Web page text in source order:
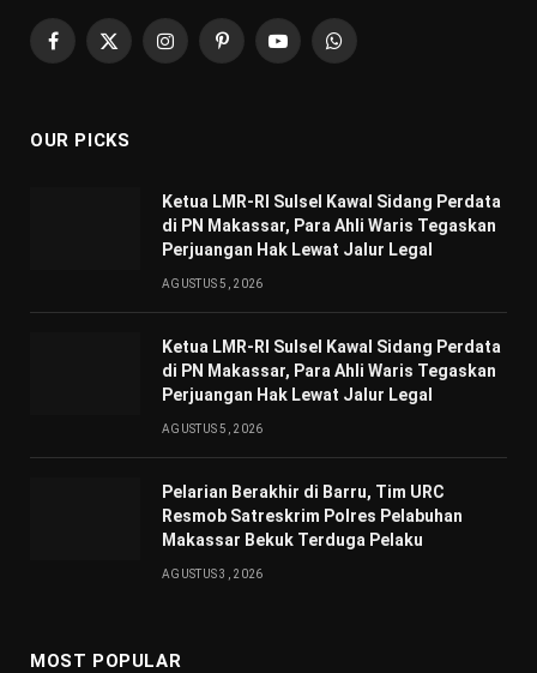
Facebook
X
InstagramPinterestYouTubeWhatsApp
OUR PICKS
Ketua LMR-RI Sulsel Kawal Sidang Perdata
di PN Makassar, Para Ahli Waris Tegaskan
Perjuangan Hak Lewat Jalur Legal
AGUSTUS 5, 2026
Ketua LMR-RI Sulsel Kawal Sidang Perdata
di PN Makassar, Para Ahli Waris Tegaskan
Perjuangan Hak Lewat Jalur Legal
AGUSTUS 5, 2026
Pelarian Berakhir di Barru, Tim URC
Resmob Satreskrim Polres Pelabuhan
Makassar Bekuk Terduga Pelaku
AGUSTUS 3, 2026
MOST POPULAR